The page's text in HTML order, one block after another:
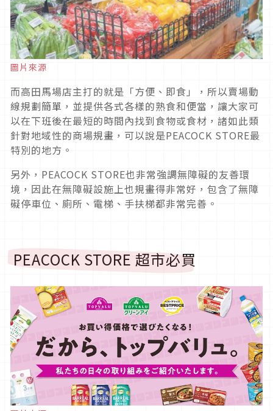
圖片來源
而高田馬場店主打的就是「方便、即食」，所以賣場動
線規劃簡單，並提供各式各樣的熟食和便當，讓大家可
以在下班後在最短的時間內找到食物或食材，諸如此類
針對地域性的商場規畫，可以說是PEACOCK STORE最
特別的地方。
另外，PEACOCK STORE也非常強調無障礙的友善環
境，因此在無障礙設施上也規畫得非常好，包含了無障
礙停車位、廁所、電梯、手扶梯都非常完善。
PEACOCK STORE 超市必買